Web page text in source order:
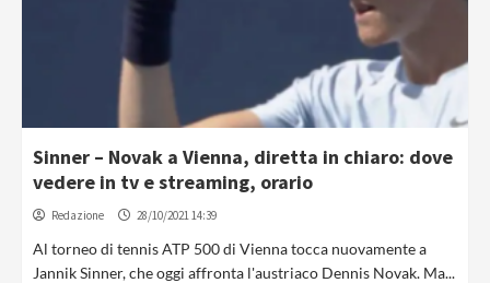
Sinner – Novak a Vienna, diretta in chiaro: dove
vedere in tv e streaming, orario
Redazione 28/10/2021 14:39
Al torneo di tennis ATP 500 di Vienna tocca nuovamente a
Jannik Sinner, che oggi affronta l'austriaco Dennis Novak. Ma...